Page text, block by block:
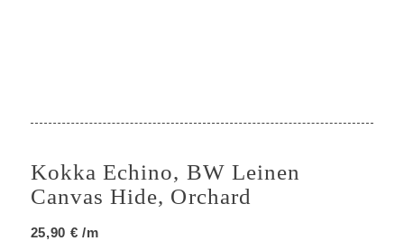
Kokka Echino, BW Leinen
Canvas Hide, Orchard
25,90 € /m